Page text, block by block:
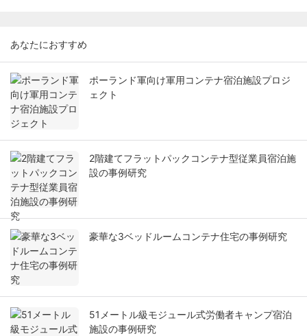
あなたにおすすめ
ポーランド軍向け軍用コンテナ宿泊施設プロジ
ェクト
2階建てフラットパックコンテナ型従業員宿泊施
設の事例研究
豪華な3ベッドルームコンテナ住宅の事例研究
51メートル級モジュール式労働者キャンプ宿泊
施設の事例研究